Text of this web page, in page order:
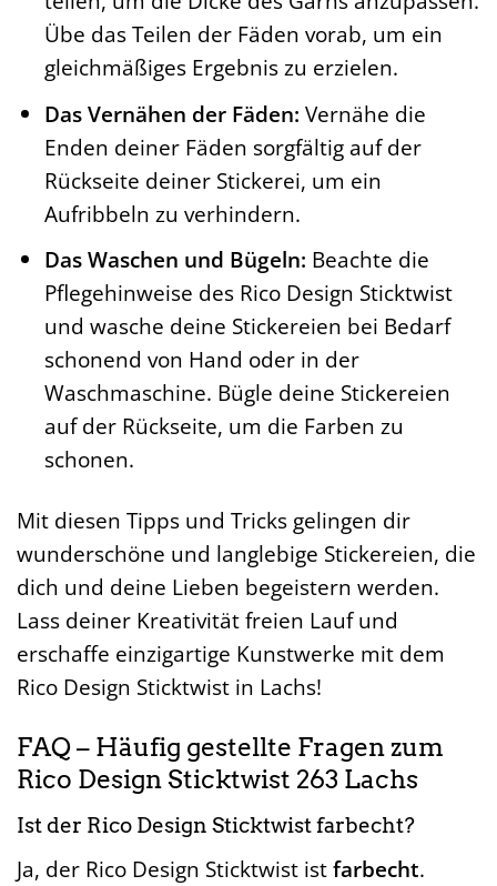
Übe das Teilen der Fäden vorab, um ein
gleichmäßiges Ergebnis zu erzielen.
Das Vernähen der Fäden: Vernähe die
Enden deiner Fäden sorgfältig auf der
Rückseite deiner Stickerei, um ein
Aufribbeln zu verhindern.
Das Waschen und Bügeln: Beachte die
Pflegehinweise des Rico Design Sticktwist
und wasche deine Stickereien bei Bedarf
schonend von Hand oder in der
Waschmaschine. Bügle deine Stickereien
auf der Rückseite, um die Farben zu
schonen.
Mit diesen Tipps und Tricks gelingen dir
wunderschöne und langlebige Stickereien, die
dich und deine Lieben begeistern werden.
Lass deiner Kreativität freien Lauf und
erschaffe einzigartige Kunstwerke mit dem
Rico Design Sticktwist in Lachs!
FAQ – Häufig gestellte Fragen zum
Rico Design Sticktwist 263 Lachs
Ist der Rico Design Sticktwist farbecht?
Ja, der Rico Design Sticktwist istfarbecht.